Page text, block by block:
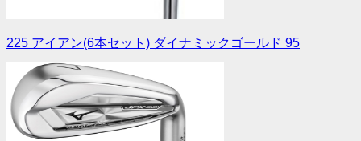
225 アイアン(6本セット) ダイナミックゴールド 95